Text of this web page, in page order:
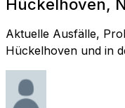
Hückelhoven,
Aktuelle Ausfälle,
Hückelhoven und in